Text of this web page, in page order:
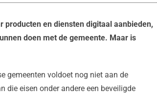
producten en diensten digitaal aanbieden,
doen met de gemeente. Maar is
gemeenten voldoet nog niet aan de
die eisen onder andere een beveiligde